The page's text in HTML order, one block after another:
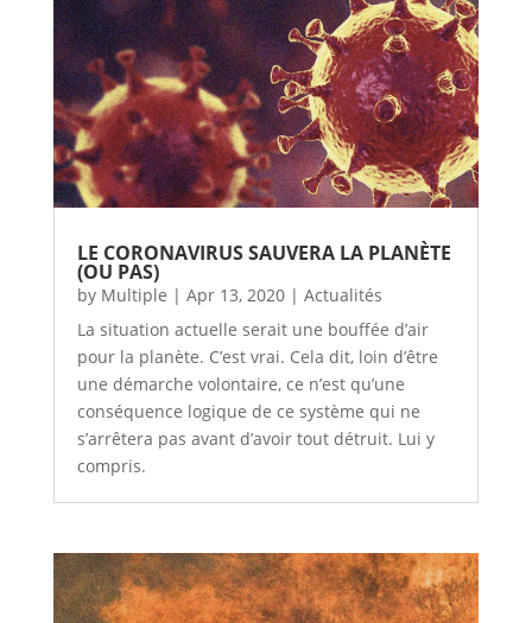
LE CORONAVIRUS SAUVERA LA PLANÈTE
(OU PAS)
by Multiple | Apr 13, 2020| Actualités
La situation actuelle serait une bouffée d’air
pour la planète. C’est vrai. Cela dit, loin d’être
une démarche volontaire, ce n’est qu’une
conséquence logique de ce système qui ne
s’arrêtera pas avant d’avoir tout détruit. Lui y
compris.